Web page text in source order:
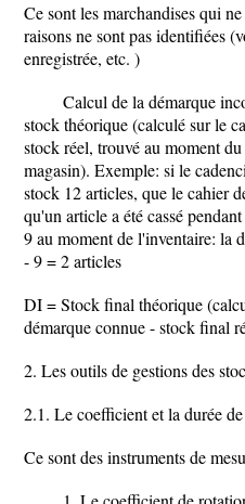
Ce sont les marchandises qui
raisons ne sont pas identifiées
enregistrée, etc. )
Calcul de la démarque
stock théorique (calculé sur le
stock réel, trouvé au moment
magasin). Exemple: si le
stock 12 articles, que le cahier
qu'un article a été cassé
9 au moment de l'inventaire: la
- 9 = 2 articles
DI = Stock final théorique
démarque connue - stock final
2. Les outils de gestions des
2.1. Le coefficient et la durée
Ce sont des instruments de